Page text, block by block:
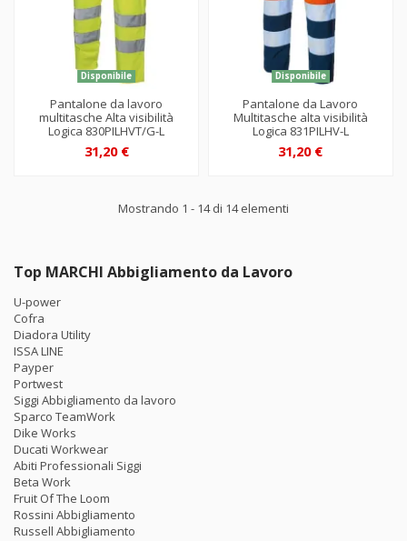
Disponibile
Pantalone da lavoro
multitasche Alta visibilità
Logica 830PILHVT/G-L
31,20 €
Disponibile
Pantalone da Lavoro
Multitasche alta visibilità
Logica 831PILHV-L
31,20 €
Mostrando 1 - 14 di 14 elementi
Top MARCHI Abbigliamento da Lavoro
U-power
Cofra
Diadora Utility
ISSA LINE
Payper
Portwest
Siggi Abbigliamento da lavoro
Sparco TeamWork
Dike Works
Ducati Workwear
Abiti Professionali Siggi
Beta Work
Fruit Of The Loom
Rossini Abbigliamento
Russell Abbigliamento